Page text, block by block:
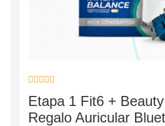
con
0
de
Etapa 1 Fit6 +
Regalo Auricular